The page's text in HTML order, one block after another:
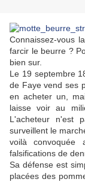
Connaissez-vous
farcir le beurre ?
bien sur.
Le 19 septembre
de Faye vend ses
en acheter un,
laisse voir au
L'acheteur n'est
surveillent le
voilà convoquée
falsifications de
Sa défense est
placées des